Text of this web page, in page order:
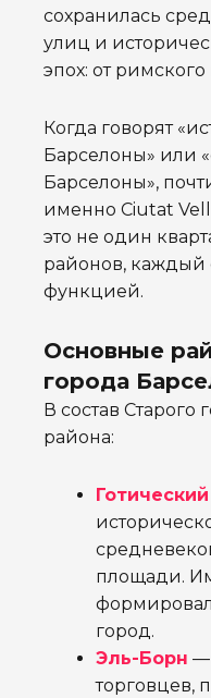
сохранилась
улиц и
эпох: от
Когда говорят
Барселоны» или
Барселоны»,
именно Ciutat
это не один
районов, каждый
функцией.
Основные
города
В состав Старого
района:
площади.
город.
Эль-Борн —